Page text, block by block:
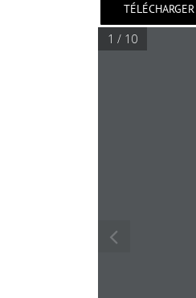
TÉLÉCHARGER
1 / 10